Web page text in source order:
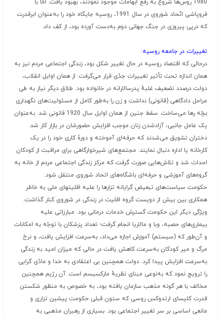
1980 روس‌ها شروع به رفع ابهامات موجود نمودند، بهبود یافت. امّا با
فروپاشی اتّحاد شوروی در سال 1991، روسیه جایگاه خود را به‌عنوان ابرقدرت
که درپی پیروزی در جنگ جهانی دوم به‌دست آورده بود، از کف داد.
تغییرات در جامعه روسیه:
درحالی که اقتصاد روسیه در حال تغییر شکل بود، زندگی اجتماعی مردم نیز به
همان اندازه تحت تأثیر تغییرات جدّی قرار می‌گرفت. از همان اوایل انقلاب،
دولت درصدد تضعیف غلبهٔ پدرسالارانه در خانواده بود. طلاق دیگر نیاز به طی
مراحل دادگاهی (قانونی) نداشت و زن را به‌طور کامل از مسئولیت‌های نگهداری
بچّه رها می‌ساخت. سقط جنین از همان اوایل سال 1920 قانونی شد. به‌عنوان
یک عامل جانبی، آزادشدن زنان موجب افزایش حضورشان در بازار کار شد.
دختران تشویق می‌شدند که حرفه‌ای آموخته و دورهٔ کاری خود را در یک
کارخانه یا اداره دنبال نمایند. مجتمع‌های شیرخوارگاهی برای مراقبت از کودکان
احداث شد و تلاش‌هایی صورت گرفت که مرکز زندگی اجتماعی مردم از خانه به
گروه‌های آموزشی و حرفه‌ای باشگاه‌های اتحاد شوروی منتقل شود.
حکومت سیاست‌های تبعیض گرایانه تزارها را علیه اقلیتهای ملی به خاطر
همکاری بین بیش از دویست گروه اقلیت در زندگی در شوروی کنار گذاشت.
ویژگی دیگر این حکومت گسترش خدمات درمانی بود. مبارزاتی علیه
بیماری‌های حصبه، وبا و مالاریا انجام گرفت؛ تعداد پزشکان با توجّه به امکانات
و آن‌طور که (سیستم) آموزش اجازه می‌داد، به‌سرعت افزایش یافت، و نرخ
مرگ و میر کودکان به‌سرعت کاهش یافت در حالی که میزان امید به زندگی
به‌سرعت افزایش پیدا کرد. دولت همچنین بی اعتقادی به خدا و مادّی گرایی
را ترویج نمود که به‌نوعی مبنای نظریهٔ مارکسیسم است. آن رژیم همچنین
مخالف با هر گونه مذهب سازمان یافته بود، به خصوص به منظور شکستن
قدرت کلیسای ارتدوکس روسی که ستون قبلی حکومت پیشین تزاری و
مانعی اساسی بر سر تغییر اجتماعی بود. بسیاری از رهبران مذهبی به